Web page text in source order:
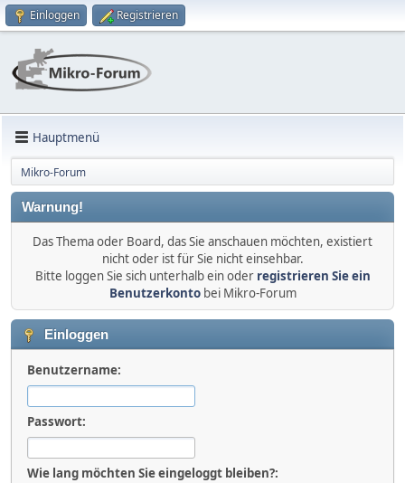
Einloggen Registrieren
Hauptmenü
Mikro-Forum
Warnung!
Das Thema oder Board, das Sie anschauen möchten, existiert
nicht oder ist für Sie nicht einsehbar.
Bitte loggen Sie sich unterhalb ein oder registrieren Sie ein
Benutzerkontobei Mikro-Forum
Einloggen
Benutzername:
Passwort:
Wie lang möchten Sie eingeloggt bleiben?: